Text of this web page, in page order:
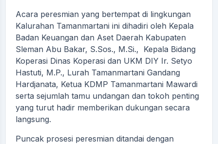
Acara peresmian yang bertempat di lingkungan
Kalurahan Tamanmartani ini dihadiri oleh Kepala
Badan Keuangan dan Aset Daerah Kabupaten
Sleman Abu Bakar, S.Sos., M.Si., Kepala Bidang
Koperasi Dinas Koperasi dan UKM DIY Ir. Setyo
Hastuti, M.P., Lurah Tamanmartani Gandang
Hardjanata, Ketua KDMP Tamanmartani Mawardi
serta sejumlah tamu undangan dan tokoh penting
yang turut hadir memberikan dukungan secara
langsung.
Puncak prosesi peresmian ditandai dengan